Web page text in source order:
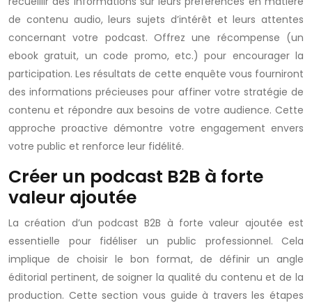
de contenu audio, leurs sujets d’intérêt et leurs attentes
concernant votre podcast. Offrez une récompense (un
ebook gratuit, un code promo, etc.) pour encourager la
participation. Les résultats de cette enquête vous fourniront
des informations précieuses pour affiner votre stratégie de
contenu et répondre aux besoins de votre audience. Cette
approche proactive démontre votre engagement envers
votre public et renforce leur fidélité.
Créer un podcast B2B à forte
valeur ajoutée
La création d’un podcast B2B à forte valeur ajoutée est
essentielle pour fidéliser un public professionnel. Cela
implique de choisir le bon format, de définir un angle
éditorial pertinent, de soigner la qualité du contenu et de la
production. Cette section vous guide à travers les étapes